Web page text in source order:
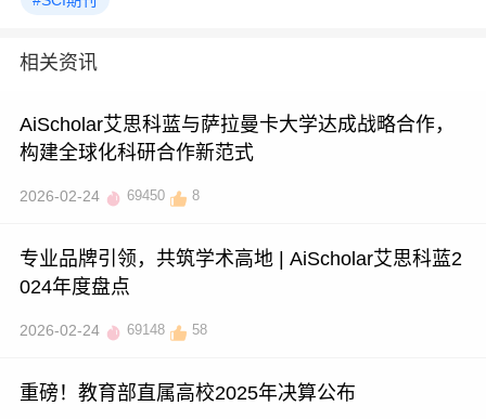
相关资讯
AiScholar艾思科蓝与萨拉曼卡大学达成战略合作，
构建全球化科研合作新范式
2026-02-24 69450 8
专业品牌引领，共筑学术高地 | AiScholar艾思科蓝2
024年度盘点
2026-02-24 69148 58
重磅！教育部直属高校2025年决算公布